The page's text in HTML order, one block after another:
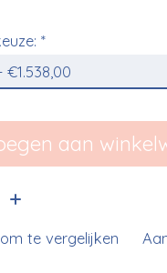
*
aan
te vergelijken